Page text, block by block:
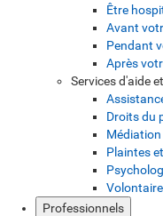
Être
Avant
Pendant
Après
Services d'aide
Droits du
Médiation
Plaintes
Professionnels